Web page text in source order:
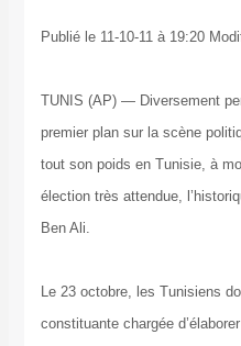
Publié le 11-10-11 à 19:20
TUNIS (AP) — Diversement
premier plan sur la scène
tout son poids en Tunisie, à
élection très attendue,
Ben Ali.
Le 23 octobre, les Tunisiens
constituante chargée